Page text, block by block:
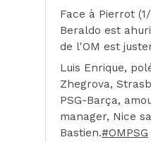
Face à Pierrot
Beraldo est
de l'OM est
Luis Enrique,
Zhegrova,
PSG-Barça,
manager, Nice
Bastien.#OMPSG